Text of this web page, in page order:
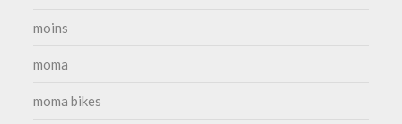
moins
moma
moma bikes